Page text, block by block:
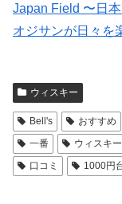
Japan Field 〜日
オジサンが日々を
ウィスキー
Bell's おすすめ
一番
ウィスキー
口コミ
1000円